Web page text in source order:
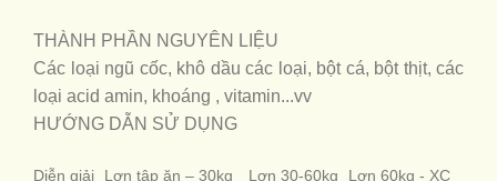
THÀNH PHẦN NGUYÊN LIỆU
Các loại ngũ cốc, khô dầu các loại, bột cá, bột thịt, các
loại acid amin, khoáng , vitamin...vv
HƯỚNG DẪN SỬ DỤNG
Diễn giải Lợn tập ăn – 30kg Lợn 30-60kg
Lợn 60kg - XC